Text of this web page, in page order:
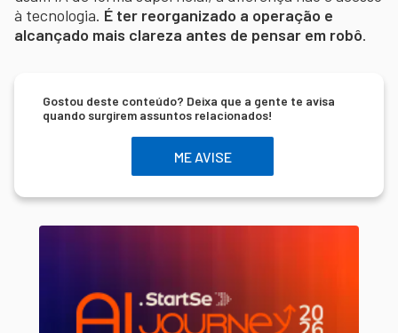
à tecnologia. É ter reorganizado a operação e
alcançado mais clareza antes de pensar em robô.
Gostou deste conteúdo? Deixa que a gente te avisa
quando surgirem assuntos relacionados!
ME AVISE